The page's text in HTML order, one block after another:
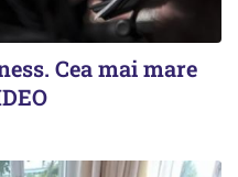
Cea mai mare